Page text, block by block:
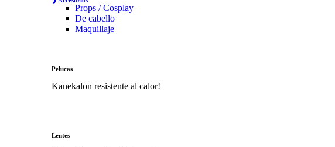
Props / Cosplay
De cabello
Maquillaje
Pelucas
Kanekalon resistente al calor!
Lentes